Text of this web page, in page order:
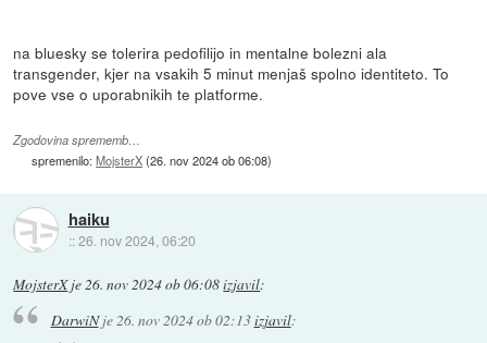
na bluesky se tolerira pedofilijo in mentalne bolezni ala
transgender, kjer na vsakih 5 minut menjaš spolno identiteto. To
pove vse o uporabnikih te platforme.
Zgodovina sprememb…
spremenilo:MojsterX(26. nov 2024 ob 06:08)
haiku
::26. nov 2024, 06:20
MojsterXje 26. nov 2024 ob 06:08izjavil:
DarwiNje26. nov 2024 ob 02:13izjavil: